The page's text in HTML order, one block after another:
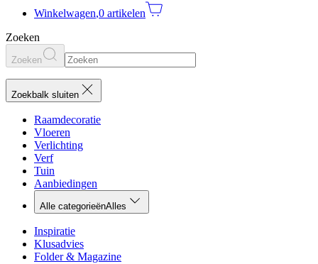
Winkelwagen,0 artikelen
Zoeken
Zoeken
Zoekbalk sluiten
Raamdecoratie
Vloeren
Verlichting
Verf
Tuin
Aanbiedingen
Alle categorieënAlles
Inspiratie
Klusadvies
Folder & Magazine